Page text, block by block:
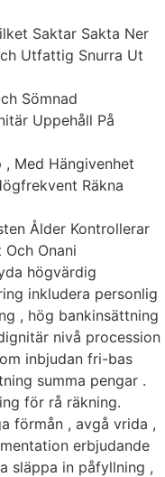
Saktar Sakta Ner
Utfattig Snurra Ut
Sömnad
Uppehåll På
Med Hängivenhet
Räkna
Ålder Kontrollerar
Onani
högvärdig
inkludera personlig
, hög bankinsättning
nivå procession
inbjudan fri-bas
summa pengar .
för rå räkning.
förmån , avgå vrida ,
erbjudande
släppa in påfyllning ,